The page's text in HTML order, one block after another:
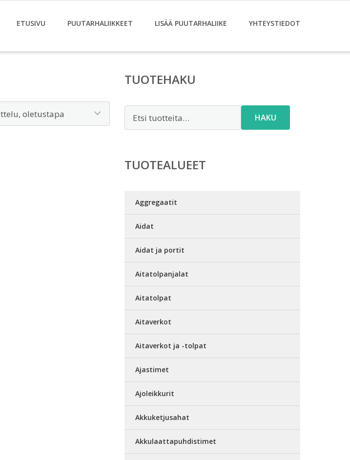
ETUSIVU PUUTARHALIIKKEET LISÄÄ PUUTARHALIIKE YHTEYSTIEDOT
TUOTEHAKU
HAKU
TUOTEALUEET
Aggregaatit
Aidat
Aidat ja portit
Aitatolpanjalat
Aitatolpat
Aitaverkot
Aitaverkot ja -tolpat
Ajastimet
Ajoleikkurit
Akkuketjusahat
Akkulaattapuhdistimet